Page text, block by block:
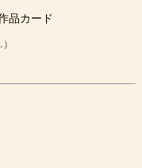
品カード